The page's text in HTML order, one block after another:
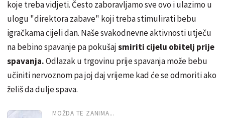
koje treba vidjeti. Često zaboravljamo sve ovo i ulazimo u
ulogu "direktora zabave" koji treba stimulirati bebu
igračkama cijeli dan. Naše svakodnevne aktivnosti utječu
na bebino spavanje pa pokušajsmiriti cijelu obitelj prije
spavanja.Odlazak u trgovinu prije spavanja može bebu
učiniti nervoznom pa joj daj vrijeme kad će se odmoriti ako
želiš da dulje spava.
MOŽDA TE ZANIMA...